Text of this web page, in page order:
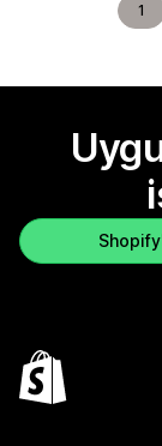
1